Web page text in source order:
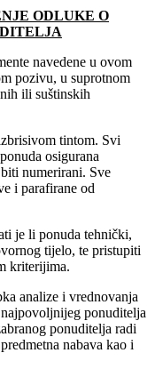
ODLUKE O
navedene u ovom
pozivu, u suprotnom
ili suštinskih
tintom. Svi
osigurana
numerirani. Sve
i parafirane od
je li ponuda tehnički,
tijelo, te pristupiti
kriterijima.
analize i vrednovanja
ponuditelja
ponuditelja radi
nabava kao i